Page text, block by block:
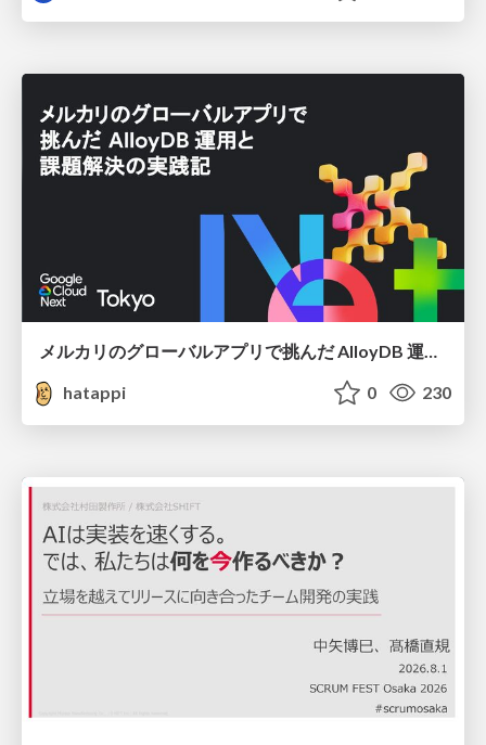
メルカリのグローバルアプリで挑んだ AlloyDB 運用と課題解決の実践記
hatappi
0 230